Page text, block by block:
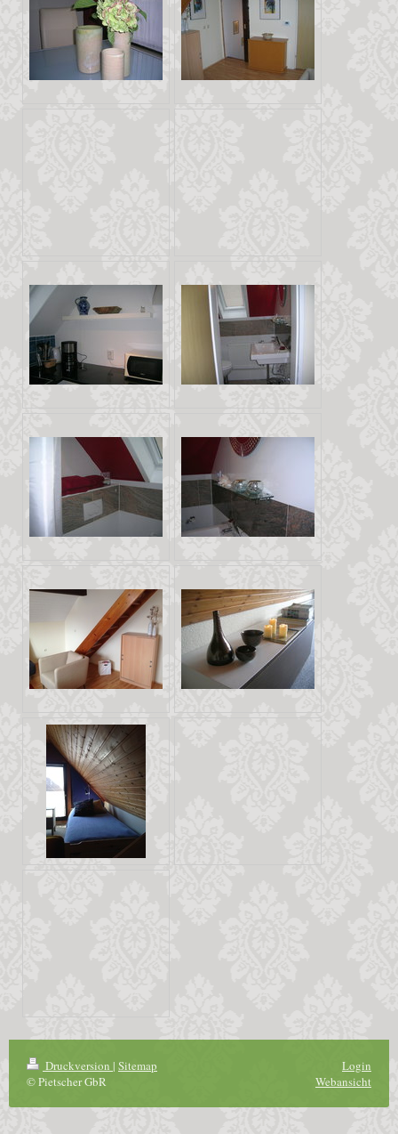
Druckversion | Sitemap
© Pietscher GbR
Login
Webansicht